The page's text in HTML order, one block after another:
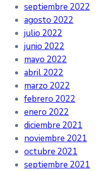
septiembre 2022
agosto 2022
julio 2022
junio 2022
mayo 2022
abril 2022
marzo 2022
febrero 2022
enero 2022
diciembre 2021
noviembre 2021
octubre 2021
septiembre 2021